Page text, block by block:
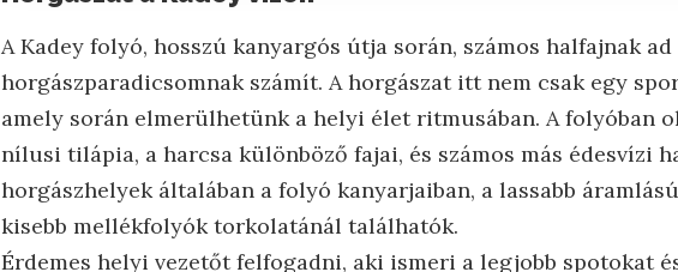
A Kadey folyó, hosszú kanyargós útja során, számos halfajnak
horgászparadicsomnak számít. A horgászat itt nem csak egy
amely során elmerülhetünk a helyi élet ritmusában. A folyóban
nílusi tilápia, a harcsa különböző fajai, és számos más édesvízi
horgászhelyek általában a folyó kanyarjaiban, a lassabb
kisebb mellékfolyók torkolatánál találhatók.
Érdemes helyi vezetőt felfogadni, aki ismeri a legjobb spotokat